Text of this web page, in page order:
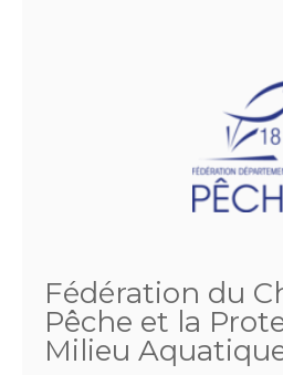
Fédération du
Pêche et la
Milieu